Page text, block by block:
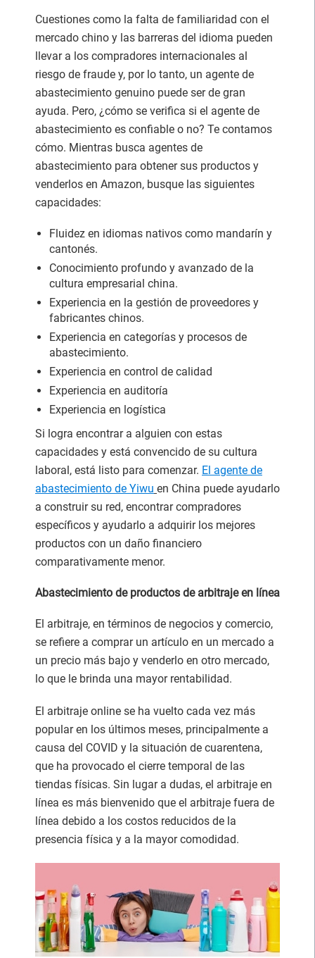
Cuestiones como la falta de familiaridad con el
mercado chino y las barreras del idioma pueden
llevar a los compradores internacionales al
riesgo de fraude y, por lo tanto, un agente de
abastecimiento genuino puede ser de gran
ayuda. Pero, ¿cómo se verifica si el agente de
abastecimiento es confiable o no? Te contamos
cómo. Mientras busca agentes de
abastecimiento para obtener sus productos y
venderlos en Amazon, busque las siguientes
capacidades:
Fluidez en idiomas nativos como mandarín y
cantonés.
Conocimiento profundo y avanzado de la
cultura empresarial china.
Experiencia en la gestión de proveedores y
fabricantes chinos.
Experiencia en categorías y procesos de
abastecimiento.
Experiencia en control de calidad
Experiencia en auditoría
Experiencia en logística
Si logra encontrar a alguien con estas
capacidades y está convencido de su cultura
laboral, está listo para comenzar. El agente de
abastecimiento de Yiwu en China puede ayudarlo
a construir su red, encontrar compradores
específicos y ayudarlo a adquirir los mejores
productos con un daño financiero
comparativamente menor.
Abastecimiento de productos de arbitraje en línea
El arbitraje, en términos de negocios y comercio,
se refiere a comprar un artículo en un mercado a
un precio más bajo y venderlo en otro mercado,
lo que le brinda una mayor rentabilidad.
El arbitraje online se ha vuelto cada vez más
popular en los últimos meses, principalmente a
causa del COVID y la situación de cuarentena,
que ha provocado el cierre temporal de las
tiendas físicas. Sin lugar a dudas, el arbitraje en
línea es más bienvenido que el arbitraje fuera de
línea debido a los costos reducidos de la
presencia física y a la mayor comodidad.